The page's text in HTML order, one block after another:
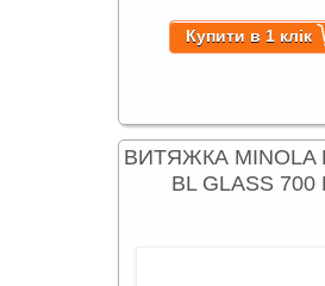
ВИТЯЖКА MINOLA
BL GLASS 700